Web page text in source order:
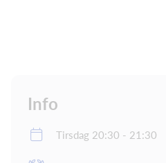
Info
Tirsdag 20:30 - 21:30